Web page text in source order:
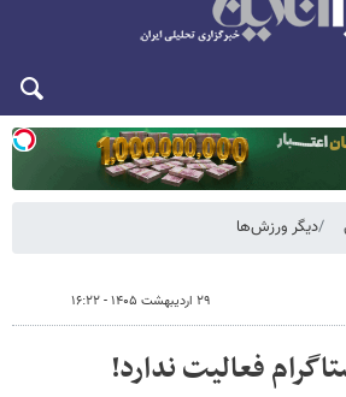
دیگر ورزش‌ها
۲۹ اردیبهشت ۱۴۰۵ - ۱۶:۲۲
فعالیت ندارد!